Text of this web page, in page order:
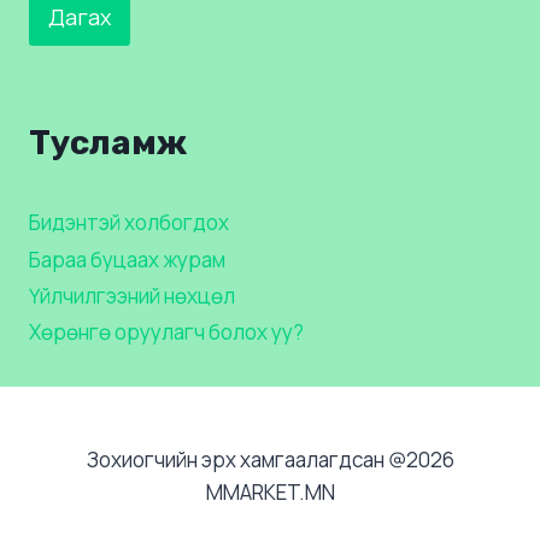
Дагах
Тусламж
Бидэнтэй холбогдох
Бараа буцаах журам
Үйлчилгээний нөхцөл
Хөрөнгө оруулагч болох уу?
Зохиогчийн эрх хамгаалагдсан @2026
MMARKET.MN